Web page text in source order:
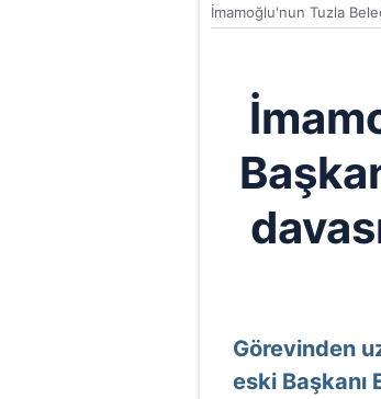
İmamoğlu'nun Tuzla
Görevinden
eski Başkanı